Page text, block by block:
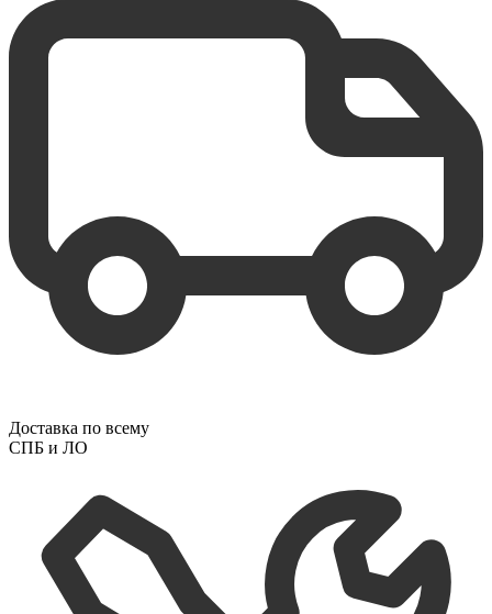
Доставка по всему
СПБ и ЛО